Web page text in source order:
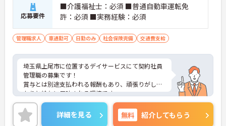
応募要件
■介護福祉士：必須 ■普通自動車運転免
許：必須 ■実務経験：必須
管理職求人 車通勤可 日勤のみ 社会保険完備 交通費支給
埼玉県上尾市に位置するデイサービスにて契約社員
管理職の募集です！
賞与とは別途支払われる報酬もあり、頑張りがしっ
かりと給与に反映される環境です。
ご興味ある方には、面接対策ポイントなど、さらに
詳細をお話しいたしますのでお気軽にご相談くださ
い！
詳細を見る 無料 紹介してもらう